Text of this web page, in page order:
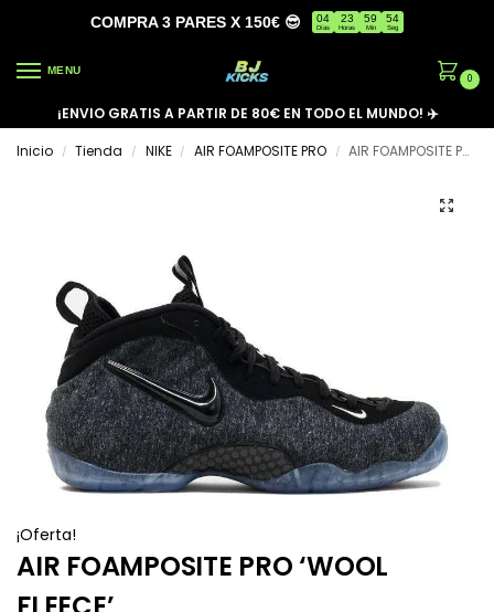
COMPRA 3 PARES X 150€ 😎 04
Días
23
Horas
59
Min
53
Seg
MENU
0
¡ENVIO GRATIS A PARTIR DE 80€ EN TODO EL MUNDO! ✈️
Inicio
/ Tienda / NIKE / AIR FOAMPOSITE PRO / AIR FOAMPOSITE PRO ‘WOOL FLEECE’
¡Oferta!
AIR FOAMPOSITE PRO ‘WOOL